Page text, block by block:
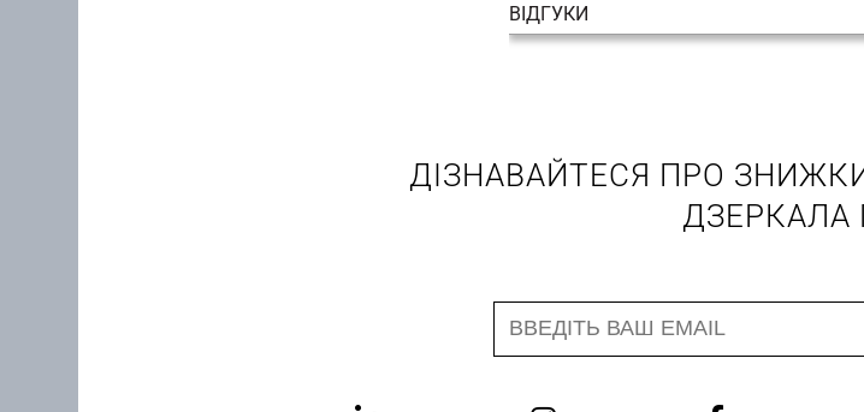
ВІДГУКИ
ДІЗНАВАЙТЕСЯ ПРО